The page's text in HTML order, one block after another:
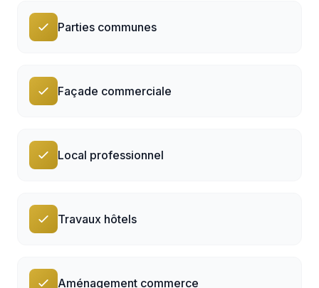
Parties communes
Façade commerciale
Local professionnel
Travaux hôtels
Aménagement commerce